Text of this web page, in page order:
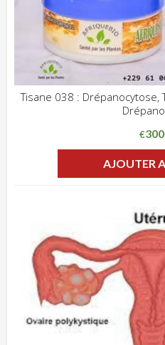
Tisane 038 :
€
AJOUTER